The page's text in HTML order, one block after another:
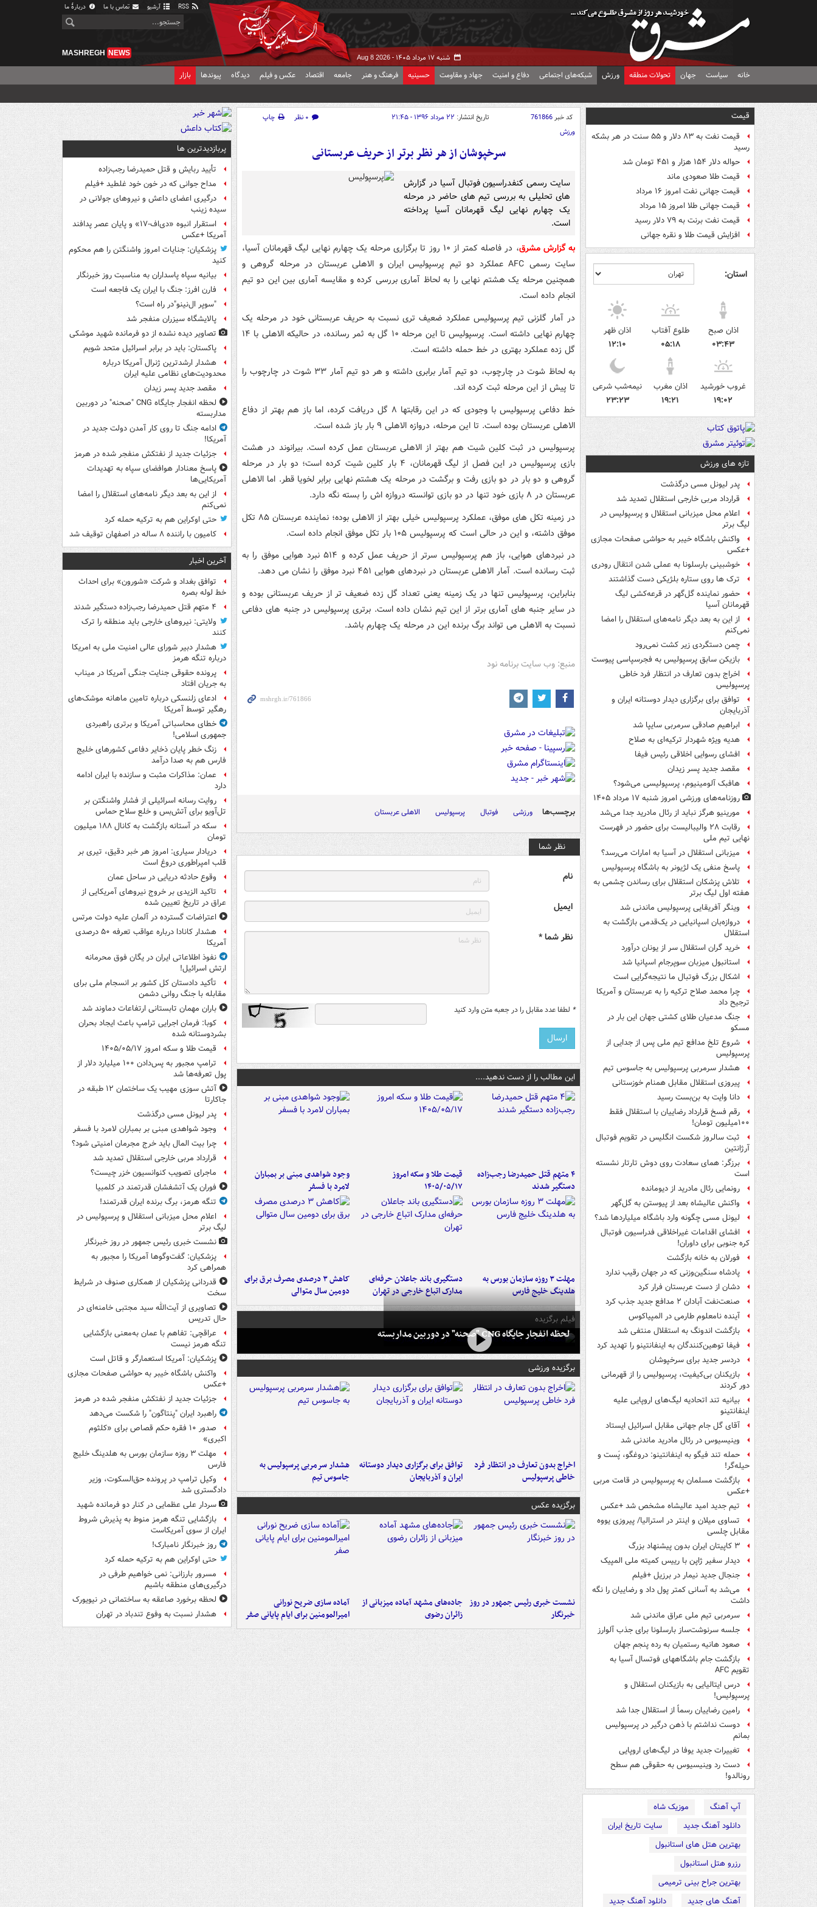
آرشیو تماس با ما دربارهٔ ما
شنبه ۱۷ مرداد ۱۴۰۵ - Aug 8 2026
MASHREGH NEWS
خانه سیاست جهان تحولات منطقه ورزش شبکه‌های اجتماعی دفاع و امنیت جهاد و مقاومت حسینیه فرهنگ و هنر جامعه اقتصاد عکس و فیلم دیدگاه پیوندها بازار
قیمت
قیمت نفت به ۸۳ دلار و ۵۵ سنت در هر بشکه
رسید
حواله دلار ۱۵۴ هزار و ۴۵۱ تومان شد
قیمت طلا صعودی ماند
قیمت جهانی نفت امروز ۱۶ مرداد
قیمت جهانی طلا امروز ۱۵ مرداد
قیمت نفت برنت به ۷۹ دلار رسید
افزایش قیمت طلا و نقره جهانی
استان:
اذان صبح
۰۳:۴۳
طلوع آفتاب
۰۵:۱۸
اذان ظهر
۱۲:۱۰
غروب خورشید
۱۹:۰۲
اذان مغرب
۱۹:۲۱
نیمه‌شب شرعی
۲۳:۲۳
تازه های ورزش
پدر لیونل مسی درگذشت
قرارداد مربی خارجی استقلال تمدید شد
اعلام محل میزبانی استقلال و پرسپولیس در
لیگ برتر
واکنش باشگاه خیبر به حواشی صفحات مجازی
+عکس
خوشبینی بارسلونا به عملی شدن انتقال رودری
ترک ها روی ستاره بلژیکی دست گذاشتند
حضور نماینده گل‌گهر در قرعه‌کشی لیگ
قهرمانان آسیا
از این به بعد دیگر نامه‌های استقلال را امضا
نمی‌کنم
چمن دستگردی زیر کشت نمی‌رود
بازیکن سابق پرسپولیس به فجرسپاسی پیوست
اخراج بدون تعارف در انتظار فرد خاطی
پرسپولیس
توافق برای برگزاری دیدار دوستانه ایران و
آذربایجان
ابراهیم صادقی سرمربی سایپا شد
هدیه ویژه شهردار ترکیه‌ای به صلاح
افشای رسوایی اخلاقی رئیس فیفا
مقصد جدید پسر زیدان
هافبک آلومینیوم، پرسپولیسی می‌شود؟
روزنامه‌های ورزشی امروز ‌شنبه ۱۷ مرداد ۱۴۰۵
مورینیو هرگز نباید از رئال مادرید جدا می‌شد
رقابت ۲۸ والیبالیست برای حضور در فهرست
نهایی تیم ملی
میزبانی استقلال در آسیا به امارات می‌رسد؟
پاسخ منفی یک لژیونر به باشگاه پرسپولیس
تلاش پزشکان استقلال برای رساندن چشمی به
هفته اول لیگ برتر
وینگر آفریقایی پرسپولیس ماندنی شد
دروازه‌بان اسپانیایی در یک‌قدمی بازگشت به
استقلال
خرید گران استقلال سر از یونان درآورد
استانبول میزبان سوپرجام اسپانیا شد
اشکال بزرگ فوتبال ما نتیجه‌گرایی است
چرا محمد صلاح ترکیه را به عربستان و آمریکا
ترجیح داد
جنگ مدعیان طلای کشتی جهان این بار در
مسکو
شروع تلخ مدافع تیم ملی پس از جدایی از
پرسپولیس
هشدار سرمربی پرسپولیس به جاسوس تیم
پیروزی استقلال مقابل همنام خوزستانی
دانا وایت به بن‌بست رسید
رقم فسخ قرارداد رضاییان با استقلال فقط
۱۰۰میلیون تومان!
ثبت سالروز شکست انگلیس در تقویم فوتبال
آرژانتین
برزگر: همای سعادت روی دوش تارتار نشسته
است
رونمایی رئال مادرید از دیومانده
واکنش عالیشاه بعد از پیوستن به گل‌گهر
لیونل مسی چگونه وارد باشگاه میلیاردها شد؟
افشای اقدامات غیراخلاقی فدراسیون فوتبال
کره جنوبی برای داوران!
فورلان به خانه بازگشت
پادشاه سنگین‌وزنی که در جهان رقیب ندارد
دشان از دست عربستان فرار کرد
صنعت‌نفت آبادان ۲ مدافع جدید جذب کرد
آینده نامعلوم طارمی در المپیاکوس
بازگشت اندونگ به استقلال منتفی شد
فیفا توهین‌کنندگان به اینفانتینو را تهدید کرد
دردسر جدید برای سرخپوشان
بازیکنان بی‌کیفیت، پرسپولیس را از قهرمانی
دور کردند
بیانیه تند اتحادیه لیگ‌های اروپایی علیه
اینفانتینو
آقای گل جام جهانی مقابل اسرائیل ایستاد
وینیسیوس در رئال مادرید ماندنی شد
حمله تند فیگو به اینفانتینو: دروغگو، پَست‌ و
حیله‌گر!
بازگشت مسلمان به پرسپولیس در قامت مربی
+عکس
تیم جدید امید عالیشاه مشخص شد +عکس
تساوی میلان و اینتر در استرالیا/ پیروزی یووه
مقابل چلسی
۳ کاپیتان ایران بدون پیشنهاد بزرگ
دیدار سفیر ژاپن با رییس کمیته ملی المپیک
جنجال جدید نیمار در برزیل +فیلم
می‌شد به آسانی کمتر پول داد و رضاییان را نگه
داشت
سرمربی تیم ملی عراق ماندنی شد
جلسه سرنوشت‌ساز بارسلونا برای جذب آلوارز
صعود هانیه رستمیان به رده پنجم جهان
بازگشت جام باشگاههای فوتسال آسیا به
تقویم AFC
درس ایتالیایی‌ به بازیکنان استقلال و
پرسپولیس!
رامین رضاییان رسماً از استقلال جدا شد
دوست نداشتم با ذهن درگیر در پرسپولیس
بمانم
تغییرات جدید یوفا در لیگ‌های اروپایی
دست رد وینیسیوس به حقوقی هم سطح
رونالدو!
آپ آهنگ
موزیک شاه
دانلود آهنگ جدید
سایت تاریخ ایران
بهترین هتل های استانبول
رزرو هتل استانبول
بهترین جراح بینی ترمیمی
آهنگ های جدید
دانلود آهنگ جدید
کد خبر761866 تاریخ انتشار: ۲۲ مرداد ۱۳۹۶ - ۲۱:۴۵ ۰ نظر
چاپ
ورزش
سرخپوشان از هر نظر برتر از حریف عربستانی
سایت رسمی کنفدراسیون فوتبال آسیا در گزارش
های تحلیلی به بررسی تیم های حاضر در مرحله
یک چهارم نهایی لیگ قهرمانان آسیا پرداخته
است.
به گزارش مشرق
، در فاصله کمتر از ۱۰ روز تا برگزاری مرحله یک چهارم نهایی لیگ قهرمانان آسیا،
سایت رسمی AFC عملکرد دو تیم پرسپولیس ایران و الاهلی عربستان در مرحله گروهی و
همچنین مرحله یک هشتم نهایی را به لحاظ آماری بررسی کرده و مقایسه آماری بین این دو تیم
انجام داده است.
در آمار گلزنی تیم پرسپولیس عملکرد ضعیف تری نسبت به حریف عربستانی خود در مرحله یک
چهارم نهایی داشته است. پرسپولیس تا این مرحله ۱۰ گل به ثمر رسانده، در حالیکه الاهلی با ۱۴
گل زده عملکرد بهتری در خط حمله داشته است.
به لحاظ شوت در چارچوب، دو تیم آمار برابری داشته و هر دو تیم آمار ۳۳ شوت در چارچوب را
تا پیش از این مرحله ثبت کرده اند.
خط دفاعی پرسپولیس با وجودی که در این رقابتها ۸ گل دریافت کرده، اما باز هم بهتر از دفاع
الاهلی عربستان بوده است. تا این مرحله، دروازه الاهلی ۹ بار باز شده است.
پرسپولیس در ثبت کلین شیت هم بهتر از الاهلی عربستان عمل کرده است. بیرانوند در هشت
بازی پرسپولیس در این فصل از لیگ قهرمانان، ۴ بار کلین شیت کرده است؛ دو بار در مرحله
گروهی و دو بار در دو بازی رفت و برگشت در مرحله یک هشتم نهایی برابر لخویا قطر. اما الاهلی
عربستان در ۸ بازی خود تنها در دو بازی توانسته دروازه اش را بسته نگه دارد.
در زمینه تکل های موفق، عملکرد پرسپولیس خیلی بهتر از الاهلی بوده؛ نماینده عربستان ۸۵ تکل
موفق داشته، و این در حالی است که پرسپولیس ۱۰۵ بار تکل موفق انجام داده است.
در نبردهای هوایی، باز هم پرسپولیس سرتر از حریف عمل کرده و ۵۱۴ نبرد هوایی موفق را به
ثبت رسانده است. آمار الاهلی عربستان در نبردهای هوایی ۴۵۱ نبرد موفق را نشان می دهد.
بنابراین، پرسپولیس تنها در یک زمینه یعنی تعداد گل زده ضعیف تر از حریف عربستانی بوده و
در سایر جنبه های آماری برتر از این تیم نشان داده است. برتری پرسپولیس در جنبه های دفاعی
نسبت به الاهلی می تواند برگ برنده این در مرحله یک چهارم باشد.
منبع: وب سایت برنامه نود
برچسب‌ها ورزشی فوتبال پرسپولیس الاهلی عربستان
نظر شما
نام
ایمیل
نظر شما *
* لطفا عدد مقابل را در جعبه متن وارد کنید
این مطالب را از دست ندهید....
۴ متهم قتل حمیدرضا رجب‌زاده
دستگیر شدند
قیمت طلا و سکه امروز
۱۴۰۵/۰۵/۱۷
وجود شواهدی مبنی بر بمباران
لامرد با فسفر
مهلت ۳ روزه سازمان بورس به
هلدینگ خلیج فارس
دستگیری باند جاعلان حرفه‌ای
مدارک اتباع خارجی در تهران
کاهش ۳ درصدی مصرف برق برای
دومین سال متوالی
فیلم برگزیده
لحظه انفجار جایگاه CNG "صحنه" در دوربین مداربسته
برگزیده ورزشی
اخراج بدون تعارف در انتظار فرد
خاطی پرسپولیس
توافق برای برگزاری دیدار دوستانه
ایران و آذربایجان
هشدار سرمربی پرسپولیس به
جاسوس تیم
برگزیده عکس
نشست خبری رئیس جمهور در روز
خبرنگار
جاده‌های مشهد آماده میزبانی از
زائران رضوی
آماده سازی ضریح نورانی
امیرالمومنین برای ایام پایانی صفر
پربازدیدترین ها
تأیید ربایش و قتل حمیدرضا رجب‌زاده
مداح جوانی که در خون خود غلطید +فیلم
درگیری اعضای داعش و نیروهای جولانی در
سیده زینب
استقرار انبوه «دی‌اف‑۱۷» و پایان عصر پدافند
آمریکا +عکس
پزشکیان: جنایات امروز واشنگتن را هم محکوم
کنید
بیانیه سپاه پاسداران به مناسبت روز خبرنگار
فارن افرز: جنگ با ایران یک فاجعه است
"سوپر ال‌نینو"در راه است؟
پالایشگاه سیزران منفجر شد
تصاویر دیده‌ نشده از دو فرمانده شهید موشکی
پاکستان: باید در برابر اسرائیل متحد شویم
هشدار ارشدترین ژنرال آمریکا درباره
محدودیت‌های نظامی علیه ایران
مقصد جدید پسر زیدان
لحظه انفجار جایگاه CNG "صحنه" در دوربین
مداربسته
ادامه جنگ تا روی کار آمدن دولت جدید در
آمریکا!
جزئیات جدید از نفتکش منفجر شده در هرمز
پاسخ معنادار هوافضای سپاه به تهدیدات
آمریکایی‌ها
از این به بعد دیگر نامه‌های استقلال را امضا
نمی‌کنم
حتی اوکراین هم به ترکیه حمله کرد
کامیون با راننده ۸ ساله در اصفهان توقیف شد
آخرین اخبار
توافق بغداد و شرکت «شورون» برای احداث
خط لوله بصره
۴ متهم قتل حمیدرضا رجب‌زاده دستگیر شدند
ولایتی: نیروهای خارجی باید منطقه را ترک
کنند
هشدار دبیر شورای عالی امنیت ملی به امریکا
درباره تنگه هرمز
پرونده حقوقی جنایت جنگی آمریکا در میناب
به جریان افتاد
ادعای زلنسکی درباره تامین ماهانه موشک‌های
رهگیر توسط آمریکا
خطای محاسباتی آمریکا و برتری راهبردی
جمهوری اسلامی!
زنگ خطر پایان ذخایر دفاعی کشورهای خلیج
فارس هم به صدا درآمد
عمان: مذاکرات مثبت و سازنده با ایران ادامه
دارد
روایت رسانه اسرائیلی از فشار واشنگتن بر
تل‌آویو برای آتش‌بس و خلع سلاح حماس
سکه در آستانه بازگشت به کانال ۱۸۸ میلیون
تومان
دریادار سیاری: امروز هر خبر دقیق، تیری بر
قلب امپراطوری دروغ است
وقوع حادثه دریایی در ساحل عمان
تاکید الزیدی بر خروج نیروهای آمریکایی از
عراق در تاریخ تعیین شده
اعتراضات گسترده در آلمان علیه دولت مرتس
هشدار کانادا درباره عواقب تعرفه ۵۰ درصدی
آمریکا
نفوذ اطلاعاتی ایران در یگان فوق محرمانه
ارتش اسرائیل!
تأکید دادستان کل کشور بر انسجام ملی برای
مقابله با جنگ روانی دشمن
باران مهمان تابستانی ارتفاعات دماوند شد
کوبا: فرمان اجرایی ترامپ باعث ایجاد بحران
بشردوستانه شده
قیمت طلا و سکه امروز ۱۴۰۵/۰۵/۱۷
ترامپ مجبور به پس‌دادن ۱۰۰ میلیارد دلار از
پول تعرفه‌ها شد
آتش سوزی مهیب یک ساختمان ۱۲ طبقه در
جاکارتا
پدر لیونل مسی درگذشت
وجود شواهدی مبنی بر بمباران لامرد با فسفر
چرا بیت المال باید خرج مجرمان امنیتی شود؟
قرارداد مربی خارجی استقلال تمدید شد
ماجرای تصویب کنوانسیون خزر چیست؟
فوران یک آتشفشان قدرتمند در کلمبیا
تنگه هرمز، برگ برنده ایران قدرتمند!
اعلام محل میزبانی استقلال و پرسپولیس در
لیگ برتر
نشست خبری رئیس جمهور در روز خبرنگار
پزشکیان: گفت‌وگوها آمریکا را مجبور به
همراهی کرد
قدردانی پزشکیان از همکاری صنوف در شرایط
سخت
تصاویری از آیت‌الله سید مجتبی خامنه‌ای در
حال تدریس
عراقچی: تفاهم با عمان به‌معنی بازگشایی
تنگه هرمز نیست
پزشکیان: آمریکا استعمارگر و قاتل است
واکنش باشگاه خیبر به حواشی صفحات مجازی
+عکس
جزئیات جدید از نفتکش منفجر شده در هرمز
راهبرد ایران "پنتاگون" را شکست می‌دهد
صدور ۱۰ فقره حکم قصاص برای «کلثوم
اکبری»
مهلت ۳ روزه سازمان بورس به هلدینگ خلیج
فارس
وکیل ترامپ در پرونده حق‌السکوت، وزیر
دادگستری شد
سردار علی عظمایی در کنار دو فرمانده شهید
بازگشایی تنگه هرمز منوط به پذیرش شروط
ایران از سوی آمریکاست
روز خبرنگار نامبارک!
حتی اوکراین هم به ترکیه حمله کرد
مسرور بارزانی: نمی خواهیم طرفی در
درگیری‌های منطقه باشیم
لحظه برخورد صاعقه به ساختمانی در نیویورک
هشدار نسبت به وفوع تندباد در تهران